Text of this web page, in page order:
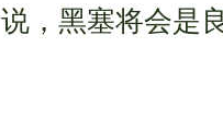
说，黑塞将会是